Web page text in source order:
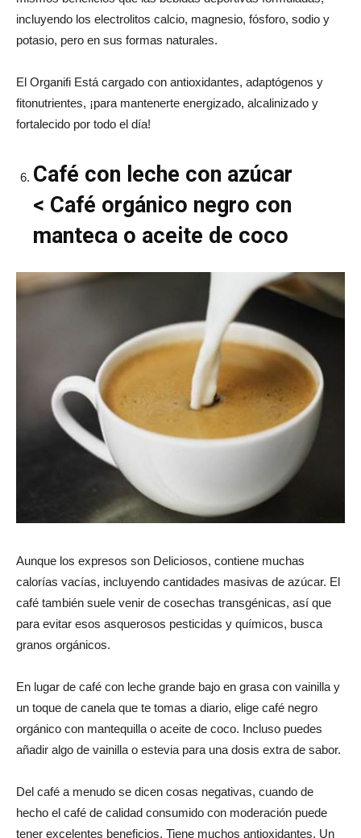
incluyendo los electrolitos calcio, magnesio, fósforo, sodio y
potasio, pero en sus formas naturales.
El Organifi Está cargado con antioxidantes, adaptógenos y
fitonutrientes, ¡para mantenerte energizado, alcalinizado y
fortalecido por todo el día!
Café con leche con azúcar
< Café orgánico negro con
manteca o aceite de coco
Aunque los expresos son Deliciosos, contiene muchas
calorías vacías, incluyendo cantidades masivas de azúcar. El
café también suele venir de cosechas transgénicas, así que
para evitar esos asquerosos pesticidas y químicos, busca
granos orgánicos.
En lugar de café con leche grande bajo en grasa con vainilla y
un toque de canela que te tomas a diario, elige café negro
orgánico con mantequilla o aceite de coco. Incluso puedes
añadir algo de vainilla o estevia para una dosis extra de sabor.
Del café a menudo se dicen cosas negativas, cuando de
hecho el café de calidad consumido con moderación puede
tener excelentes beneficios. Tiene muchos antioxidantes. Un